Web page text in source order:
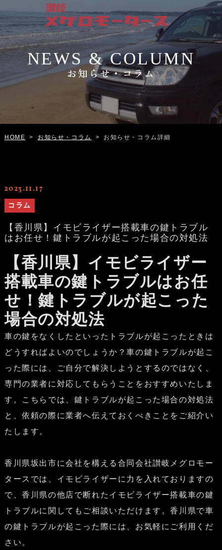
NEWS & COLUMN
お知らせ・コラム
HOME > お知らせ・コラム > お知らせ・コラム詳細
2023.11.17
コラム
【香川県】イモビライザー搭載車の鍵トラブル
はお任せ！鍵トラブルが起こった場合の対処法
【香川県】イモビライザー
搭載車の鍵トラブルはお任
せ！鍵トラブルが起こった
場合の対処法
車の鍵をなくしたといったトラブルが起こったときは
どうすればよいのでしょうか？車の鍵トラブルが起こ
った際には、ご自分で解決しようとするのではなく、
専門の業者に対応してもらうことをおすすめいたしま
す。こちらでは、鍵トラブルが起こった場合の対処法
と、依頼の際に業者へ伝えておくべきことをご紹介い
たします。
香川県坂出市に会社を構える合同会社讃岐メグロモー
タースでは、イモビライザーに力を入れておりますの
で、香川県の他店で断れたイモビライザー搭載車の鍵
トラブルに関してもご相談いただけます。香川県で車
の鍵トラブルが起こった際には、お気軽にご利用くだ
さい。